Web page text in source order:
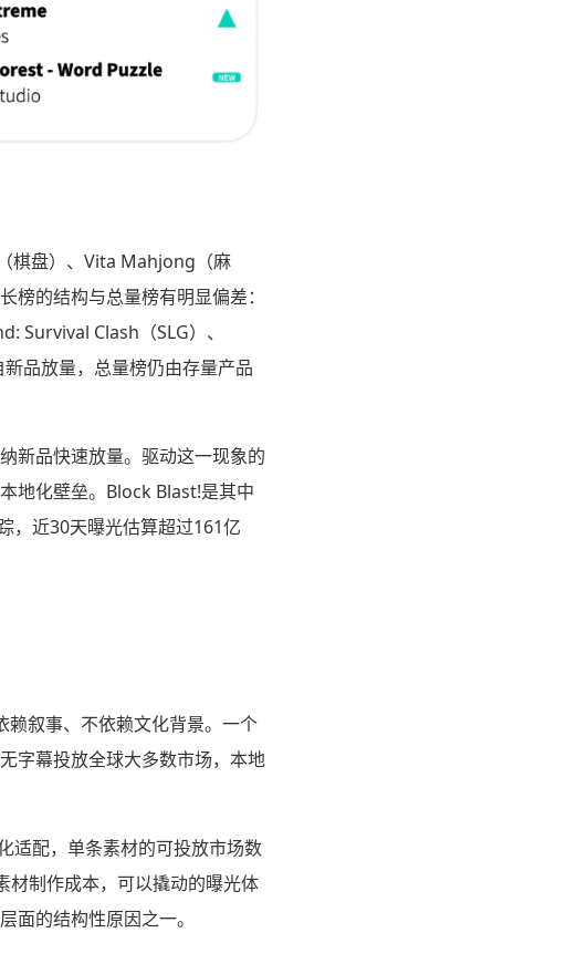
棋盘）、Vita Mahjong（麻
的结构与总量榜有明显偏差：
Survival Clash（SLG）、
品放量，总量榜仍由存量产品
新品快速放量。驱动这一现象的
地化壁垒。Block Blast!是其中
，近30天曝光估算超过161亿
叙事、不依赖文化背景。一个
字幕投放全球大多数市场，本地
适配，单条素材的可投放市场数
材制作成本，可以撬动的曝光体
面的结构性原因之一。